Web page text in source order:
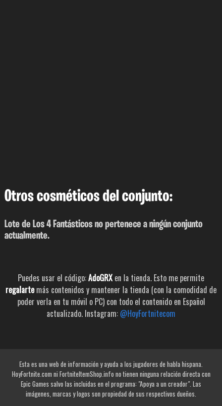
Otros cosméticos del conjunto:
Lote de Los 4 Fantásticos no pertenece a ningún conjunto
actualmente.
Puedes usar el código:AdoGRXen la tienda. Esto me permite
regalartemás contenidos y mantener la tienda (con la comodidad de
poder verla en tu móvil o PC) con todo el contenido en Español
actualizado. Instagram: @HoyFortnitecom
Esta es una web de información y ayuda a los jugadores de habla hispana.
HoyFortnite.com ni FortniteItemShop.info no tienen ninguna relación directa con
Epic Games salvo las incluidas en el programa: "Apoya a un creador". Las
imágenes, marcas y logos son propiedad de sus respectivos dueños.